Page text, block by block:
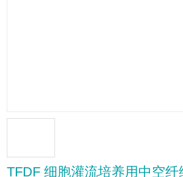
TFDF 细胞灌流培养用中空纤